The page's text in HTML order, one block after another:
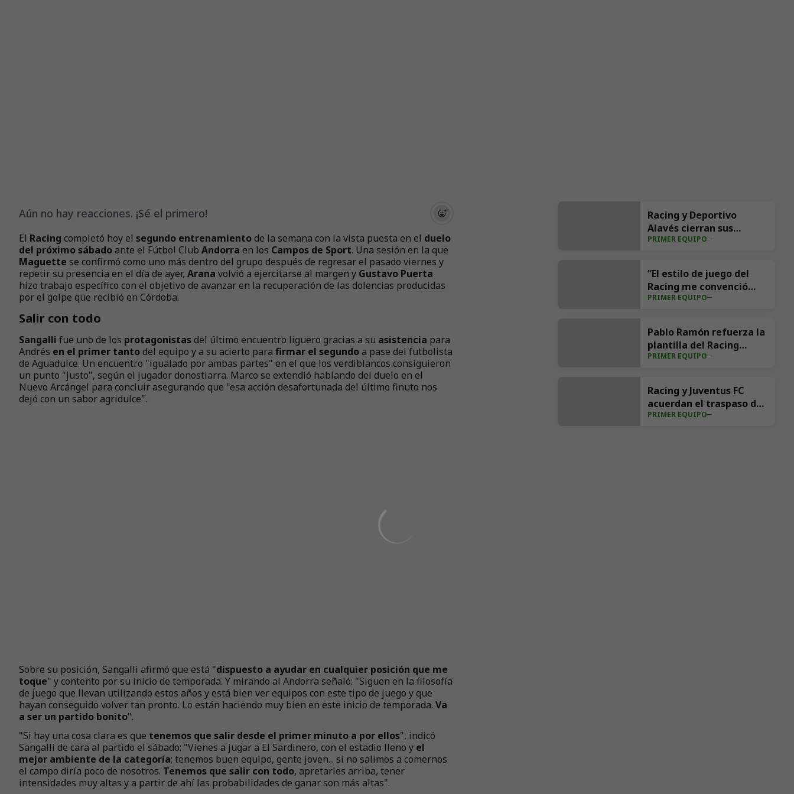
Aún no hay reacciones. ¡Sé el primero!
El Racing completó hoy el segundo entrenamientode la semana con la vista puesta en el duelo
del próximo sábadoante el Fútbol Club Andorra en los Campos de Sport. Una sesión en la que
Maguette se confirmó como uno más dentro del grupo después de regresar el pasado viernes y
repetir su presencia en el día de ayer, Arana volvió a ejercitarse al margen y Gustavo Puerta
hizo trabajo específico con el objetivo de avanzar en la recuperación de las dolencias producidas
por el golpe que recibió en Córdoba.
Salir con todo
Sangalli fue uno de los protagonistasdel último encuentro liguero gracias a su asistencia para
Andrés en el primer tantodel equipo y a su acierto para firmar el segundoa pase del futbolista
de Aguadulce. Un encuentro "igualado por ambas partes" en el que los verdiblancos consiguieron
un punto "justo", según el jugador donostiarra. Marco se extendió hablando del duelo en el
Nuevo Arcángel para concluir asegurando que "esa acción desafortunada del último finuto nos
dejó con un sabor agridulce".
Sobre su posición, Sangalli afirmó que está "dispuesto a ayudar en cualquier posición que me
toque" y contento por su inicio de temporada. Y mirando al Andorra señaló: "Siguen en la filosofía
de juego que llevan utilizando estos años y está bien ver equipos con este tipo de juego y que
hayan conseguido volver tan pronto. Lo están haciendo muy bien en este inicio de temporada. Va
a ser un partido bonito".
"Si hay una cosa clara es que tenemos que salir desde el primer minuto a por ellos", indicó
Sangalli de cara al partido el sábado: "Vienes a jugar a El Sardinero, con el estadio lleno y el
mejor ambiente de la categoría; tenemos buen equipo, gente joven... si no salimos a comernos
el campo diría poco de nosotros. Tenemos que salir con todo, apretarles arriba, tener
intensidades muy altas y a partir de ahí las probabilidades de ganar son más altas".
Racing y Deportivo
Alavés cierran sus
pretemporadas en el III
PRIMER EQUIPO
“El estilo de juego del
Racing me convenció
para venir”
PRIMER EQUIPO
Pablo Ramón refuerza la
plantilla del Racing
2026/27
PRIMER EQUIPO
Racing y Juventus FC
acuerdan el traspaso de
Pedro Felipe
PRIMER EQUIPO